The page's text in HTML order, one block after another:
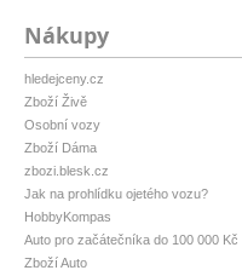
Nákupy
hledejceny.cz
Zboží Živě
Osobní vozy
Zboží Dáma
zbozi.blesk.cz
Jak na prohlídku ojetého vozu?
HobbyKompas
Auto pro začátečníka do 100 000 Kč
Zboží Auto